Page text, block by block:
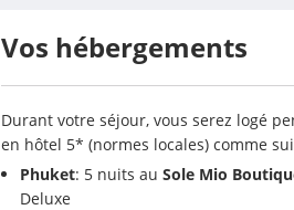
Vos hébergements
Durant votre séjour, vous serez logé
en hôtel 5* (normes locales) comme
Phuket: 5 nuits au Sole Mio
Deluxe